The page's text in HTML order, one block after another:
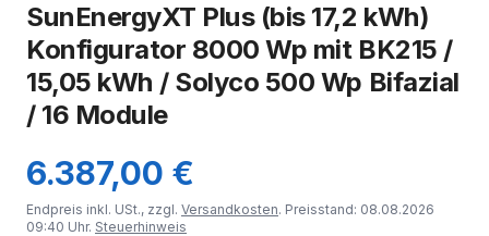
SunEnergyXT Plus (bis 17,2 kWh)
Konfigurator 8000 Wp mit BK215 /
15,05 kWh / Solyco 500 Wp Bifazial
/ 16 Module
6.387,00 €
Endpreis inkl. USt., zzgl. Versandkosten. Preisstand: 08.08.2026
09:40 Uhr. Steuerhinweis